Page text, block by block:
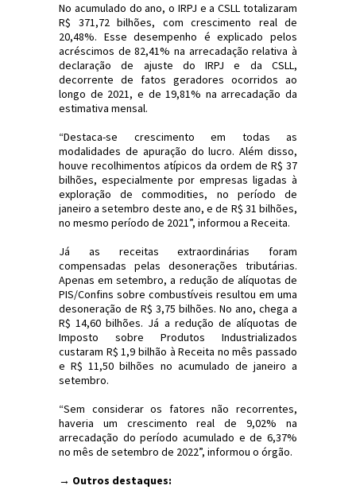
No acumulado do ano, o IRPJ e a CSLL totalizaram
R$ 371,72 bilhões, com crescimento real de
20,48%. Esse desempenho é explicado pelos
acréscimos de 82,41% na arrecadação relativa à
declaração de ajuste do IRPJ e da CSLL,
decorrente de fatos geradores ocorridos ao
longo de 2021, e de 19,81% na arrecadação da
estimativa mensal.
“Destaca-se crescimento em todas as
modalidades de apuração do lucro. Além disso,
houve recolhimentos atípicos da ordem de R$ 37
bilhões, especialmente por empresas ligadas à
exploração de commodities, no período de
janeiro a setembro deste ano, e de R$ 31 bilhões,
no mesmo período de 2021”, informou a Receita.
Já as receitas extraordinárias foram
compensadas pelas desonerações tributárias.
Apenas em setembro, a redução de alíquotas de
PIS/Confins sobre combustíveis resultou em uma
desoneração de R$ 3,75 bilhões. No ano, chega a
R$ 14,60 bilhões. Já a redução de alíquotas de
Imposto sobre Produtos Industrializados
custaram R$ 1,9 bilhão à Receita no mês passado
e R$ 11,50 bilhões no acumulado de janeiro a
setembro.
“Sem considerar os fatores não recorrentes,
haveria um crescimento real de 9,02% na
arrecadação do período acumulado e de 6,37%
no mês de setembro de 2022”, informou o órgão.
→ Outros destaques: